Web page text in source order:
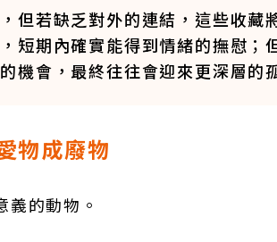
但若缺乏對外的連結，這些收藏
短期內確實能得到情緒的撫慰；
機會，最終往往會迎來更深層的
物成廢物
的動物。